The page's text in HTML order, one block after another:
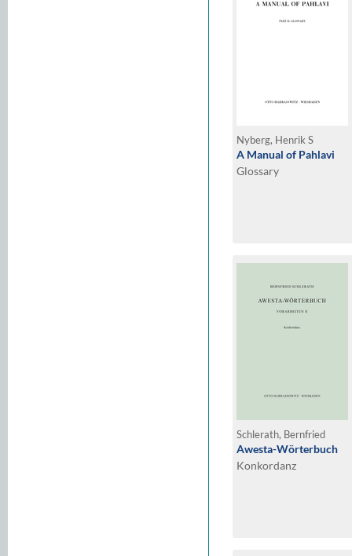
Nyberg, Henrik S
A Manual of Pahlavi
Glossary
Schlerath, Bernfried
Awesta-Wörterbuch
Konkordanz